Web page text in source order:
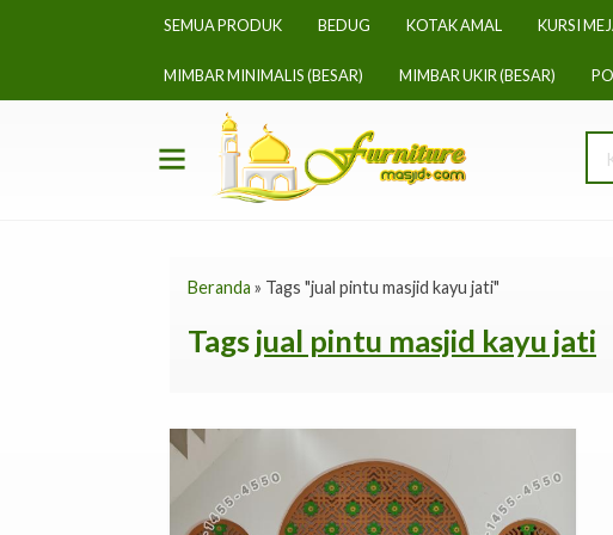
SEMUA PRODUK BEDUG KOTAK AMAL KURSI
MIMBAR MINIMALIS (BESAR) MIMBAR UKIR (BESAR)
Beranda » Tags "jual pintu masjid kayu jati"
Tags jual pintu masjid kayu jati